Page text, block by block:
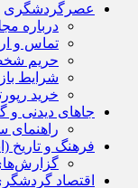
عصرگردشگری
درباره
تماس و
حریم
شرایط
خرید
جاهای دیدنی
راهنمای
فرهنگ و تاریخ
اقتصاد